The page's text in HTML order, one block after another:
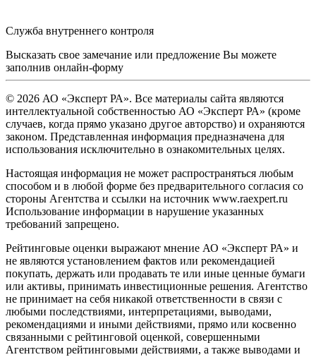
Служба внутреннего контроля
Высказать свое замечание или предложение Вы можете
заполнив онлайн-форму
© 2026 АО «Эксперт РА». Все материалы сайта являются
интеллектуальной собственностью АО «Эксперт РА» (кроме
случаев, когда прямо указано другое авторство) и охраняются
законом. Представленная информация предназначена для
использования исключительно в ознакомительных целях.
Настоящая информация не может распространяться любым
способом и в любой форме без предварительного согласия со
стороны Агентства и ссылки на источник www.raexpert.ru
Использование информации в нарушение указанных
требований запрещено.
Рейтинговые оценки выражают мнение АО «Эксперт РА» и
не являются установлением фактов или рекомендацией
покупать, держать или продавать те или иные ценные бумаги
или активы, принимать инвестиционные решения. Агентство
не принимает на себя никакой ответственности в связи с
любыми последствиями, интерпретациями, выводами,
рекомендациями и иными действиями, прямо или косвенно
связанными с рейтинговой оценкой, совершенными
Агентством рейтинговыми действиями, а также выводами и